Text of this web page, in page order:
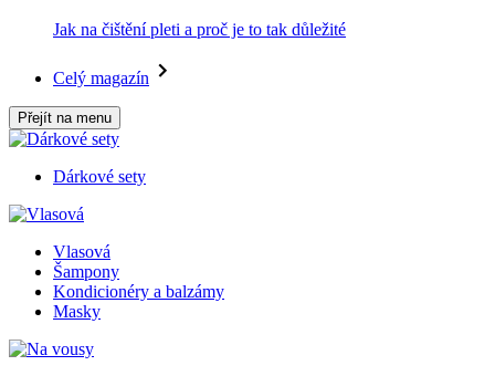
Jak na čištění pleti a proč je to tak důležité
Celý magazín
Přejít na menu
Dárkové sety
Vlasová
Šampony
Kondicionéry a balzámy
Masky